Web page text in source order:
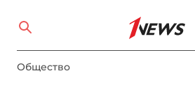
Общество